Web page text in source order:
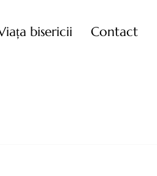
bisericii Contact